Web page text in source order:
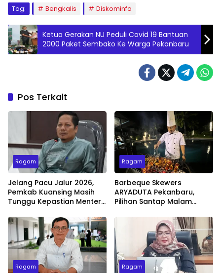
Tag: Bengkalis Diskominfo
Ketua Gerakan NU Peduli Covid 19 Bantuan
2000 Paket Sembako Ke Warga Pekanbaru
Pos Terkait
Ragam
Jelang Pacu Jalur 2026,
Pemkab Kuansing Masih
Tunggu Kepastian Menteri
Ragam
Barbeque Skewers
ARYADUTA Pekanbaru,
Pilihan Santap Malam
Ragam Ragam